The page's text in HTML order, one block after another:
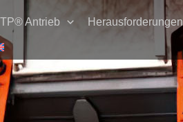
Antrieb Herausforderungen